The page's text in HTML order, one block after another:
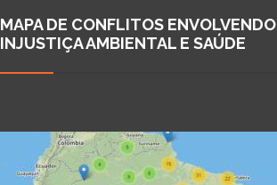
MAPA DE CONFLITOS ENVOLVENDO
INJUSTIÇA AMBIENTAL E SAÚDE